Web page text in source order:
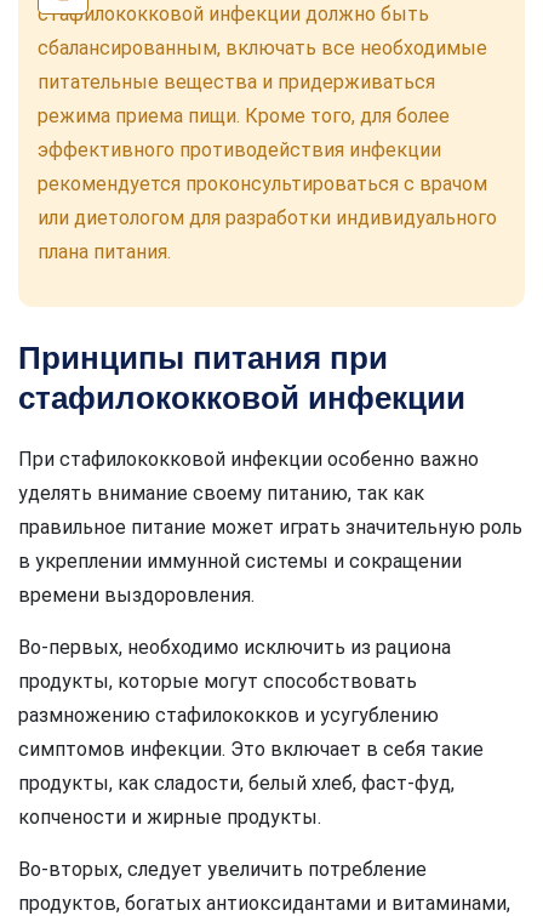
стафилококковой инфекции должно быть
сбалансированным, включать все необходимые
питательные вещества и придерживаться
режима приема пищи. Кроме того, для более
эффективного противодействия инфекции
рекомендуется проконсультироваться с врачом
или диетологом для разработки индивидуального
плана питания.
Принципы питания при
стафилококковой инфекции
При стафилококковой инфекции особенно важно
уделять внимание своему питанию, так как
правильное питание может играть значительную роль
в укреплении иммунной системы и сокращении
времени выздоровления.
Во-первых, необходимо исключить из рациона
продукты, которые могут способствовать
размножению стафилококков и усугублению
симптомов инфекции. Это включает в себя такие
продукты, как сладости, белый хлеб, фаст-фуд,
копчености и жирные продукты.
Во-вторых, следует увеличить потребление
продуктов, богатых антиоксидантами и витаминами,